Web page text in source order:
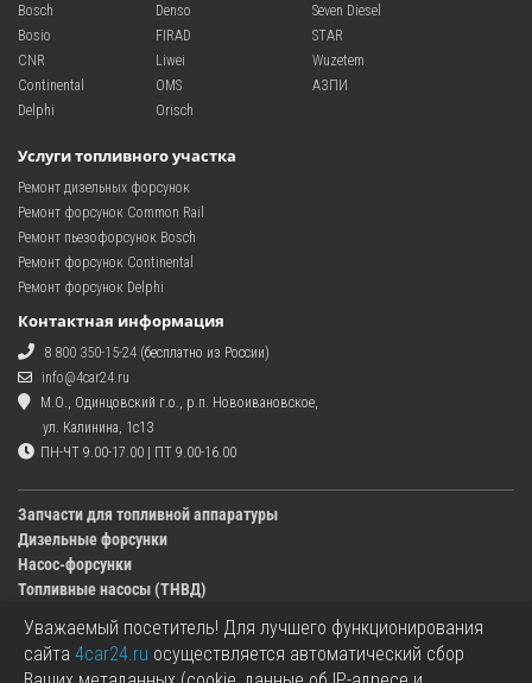
Bosch
Bosio
CNR
Continental
Delphi
Denso
FIRAD
Liwei
OMS
Orisch
Seven Diesel
STAR
Wuzetem
АЗПИ
Услуги топливного участка
Ремонт дизельных форсунок
Ремонт форсунок Common Rail
Ремонт пьезофорсунок Bosch
Ремонт форсунок Continental
Ремонт форсунок Delphi
Контактная информация
8 800 350-15-24 (бесплатно из России)
info@4car24.ru
М.О., Одинцовский г.о., р.п. Новоивановское,
ул. Калинина, 1с13
ПН-ЧТ 9.00-17.00 | ПТ 9.00-16.00
Запчасти для топливной аппаратуры
Дизельные форсунки
Насос-форсунки
Топливные насосы (ТНВД)
Изображения деталей, представленных в каталоге на сайте, могут отличаться от
оригиналов.
Уважаемый посетитель! Для лучшего функционирования
сайта 4car24.ru осуществляется автоматический сбор